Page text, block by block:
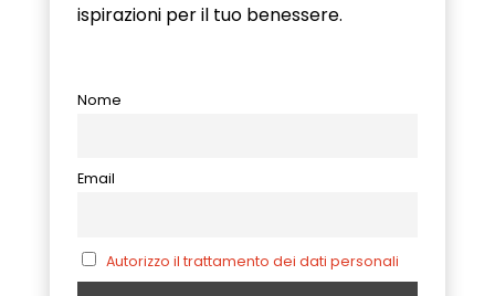
ispirazioni per il tuo benessere.
Nome
Email
Autorizzo il trattamento dei dati personali